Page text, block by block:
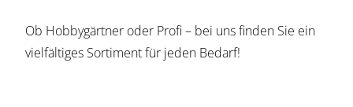
Ob Hobbygärtner oder Profi – bei uns finden Sie ein
vielfältiges Sortiment für jeden Bedarf!